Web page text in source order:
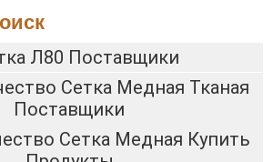
Л80 Поставщики
Сетка Медная Тканая
Поставщики
Сетка Медная Купить